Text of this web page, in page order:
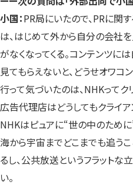
小国：PR局にいたので、PRに関
は、はじめて外から自分の会社
がなくなってくる。コンテンツ
見てもらえないと、どうせオワ
行って気づいたのは、NHKってク
広告代理店はどうしてもクライア
NHKはピュアに“世の中のため
海から宇宙までどこまでも追う
るし、公共放送というフラット
い。